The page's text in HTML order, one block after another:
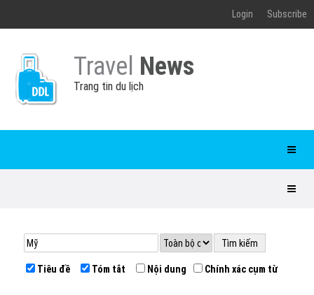
Login Subscribe
Travel News
Trang tin du lịch
Tiêu đề Tóm tắt Nội dung Chính xác cụm từ